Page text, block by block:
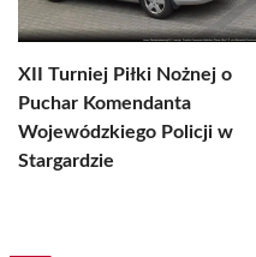
XII Turniej Piłki Nożnej o
Puchar Komendanta
Wojewódzkiego Policji w
Stargardzie